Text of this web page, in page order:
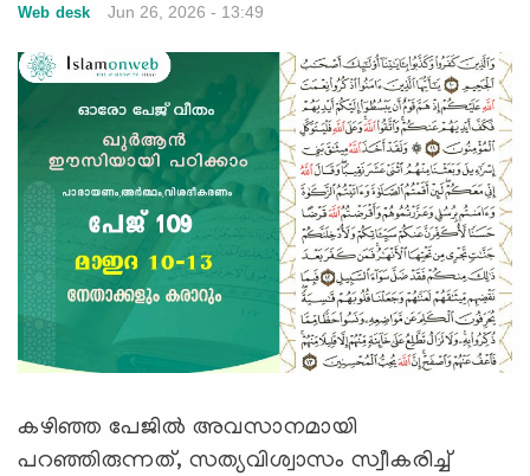
o
n
Web desk Jun 26, 2026 - 13:49
കഴിഞ്ഞ പേജില്‍ അവസാനമായി
പറഞ്ഞിരുന്നത്, സത്യവിശ്വാസം സ്വീകരിച്ച്